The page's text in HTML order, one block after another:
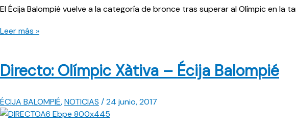
ascenso”
El Écija Balompié vuelve a la categoría de bronce tras superar al Olímpic en la
Hemos
Leer más »
Directo: Olímpic Xàtiva – Écija Balompié
ÉCIJA BALOMPIÉ,NOTICIAS /24 junio, 2017